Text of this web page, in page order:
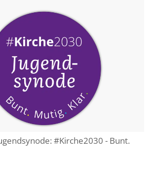
#Kirche2030 - Bunt.